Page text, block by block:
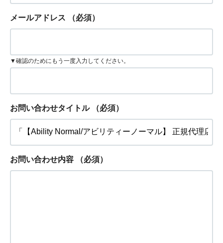
メールアドレス （必須）
▼確認のためにもう一度入力してください。
お問い合わせタイトル （必須）
お問い合わせ内容 （必須）